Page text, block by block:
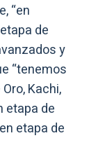
“en
de
y
“tenemos
Kachi,
etapa de
etapa de